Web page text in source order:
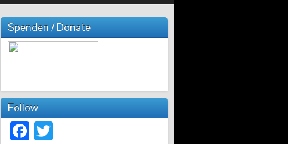
Spenden / Donate
Follow
Facebook